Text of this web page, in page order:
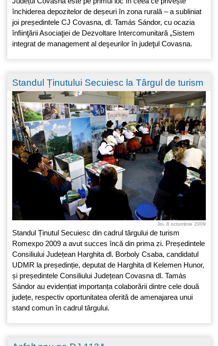
închiderea depozitelor de deșeuri în zona rurală – a subliniat
joi președintele CJ Covasna, dl. Tamás Sándor, cu ocazia
înfiinţării Asociaţiei de Dezvoltare Intercomunitară „Sistem
integrat de management al deşeurilor în judeţul Covasna.
Standul Ținutului Secuiesc la Târgul de turism
Joi, 8 octombrie 2009
Standul Ținutul Secuiesc din cadrul târgului de turism
Romexpo 2009 a avut succes încă din prima zi. Președintele
Consiliului Județean Harghita dl. Borboly Csaba, candidatul
UDMR la președinție, deputat de Harghita dl Kelemen Hunor,
și președintele Consiliului Județean Covasna dl. Tamás
Sándor au evidențiat importanța colaborării dintre cele două
județe, respectiv oportunitatea oferită de amenajarea unui
stand comun în cadrul târgului.